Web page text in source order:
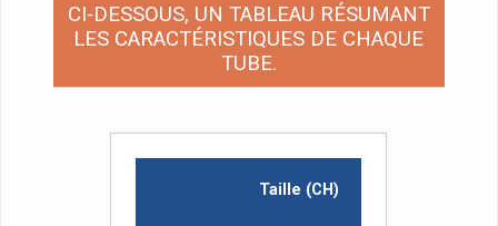
CI-DESSOUS, UN TABLEAU RÉSUMANT
LES CARACTÉRISTIQUES DE CHAQUE
TUBE.
Taille (CH)